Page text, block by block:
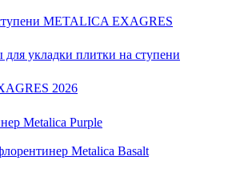
METALICA EXAGRES
укладки плитки на ступени
2026
Metalica Purple
Metalica Basalt